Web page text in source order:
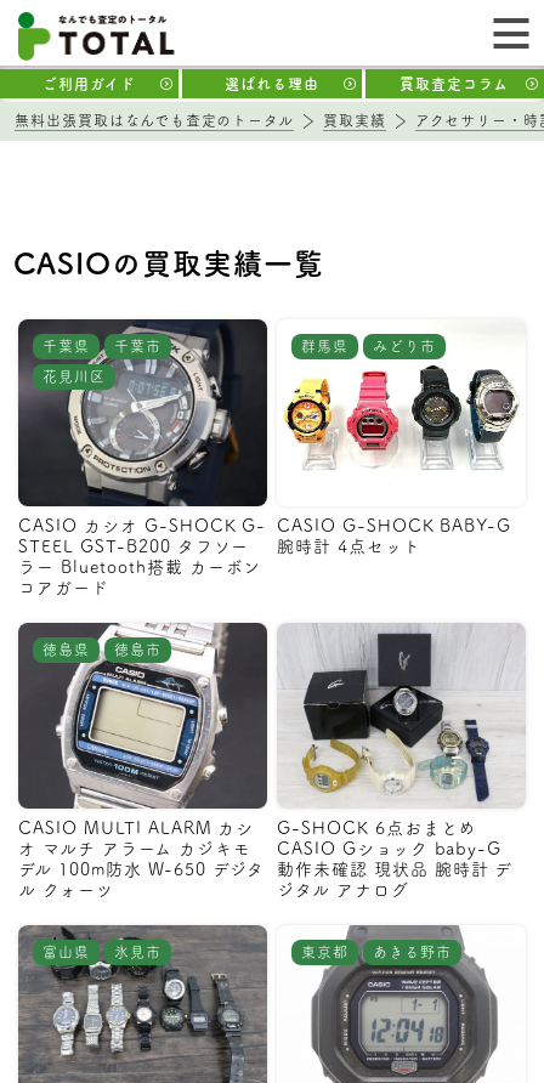
ご利用ガイド 選ばれる理由 買取査定コラム
無料出張買取はなんでも査定のトータル 買取実績 アクセサリー・時
CASIOの買取実績一覧
千葉県 千葉市
花見川区
CASIO カシオ G-SHOCK G-
STEEL GST-B200 タフソー
ラー Bluetooth搭載 カーボン
コアガード
群馬県 みどり市
CASIO G-SHOCK BABY-G
腕時計 4点セット
徳島県 徳島市
CASIO MULTI ALARM カシ
オ マルチ アラーム カジキモ
デル 100m防水 W-650 デジタ
ル クォーツ
G-SHOCK 6点おまとめ
CASIO Gショック baby-G
動作未確認 現状品 腕時計 デ
ジタル アナログ
富山県 氷見市 東京都 あきる野市